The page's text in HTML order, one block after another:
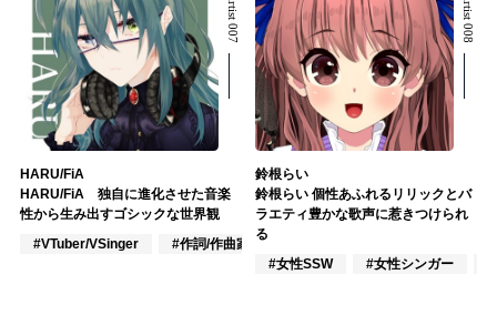
HARU/FiA
HARU/FiA 独自に進化させた音楽
性から生み出すゴシックな世界観
#VTuber/VSinger
#作詞/作曲家
鈴根らい
鈴根らい 個性あふれるリリックとバ
ラエティ豊かな歌声に惹きつけられ
る
#女性SSW
#女性シンガー